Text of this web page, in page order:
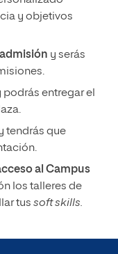
y objetivos
y serás
podrás entregar el
tendrás que
al Campus
los talleres de
tus soft skills.